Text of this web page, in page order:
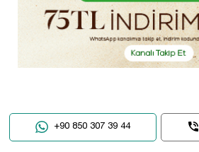
+90 850 307 39 44